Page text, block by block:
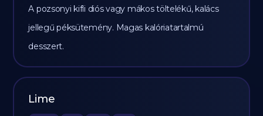
A pozsonyi kifli diós vagy mákos töltelékű, kalács
jellegű péksütemény. Magas kalóriatartalmú
desszert.
Lime